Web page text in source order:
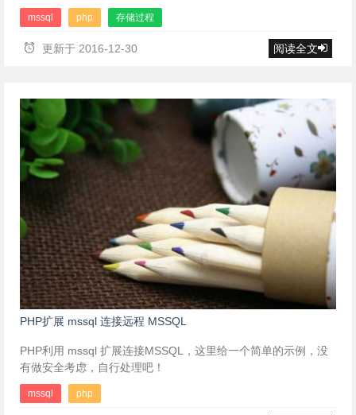
mssql php 存储过程
更新于 2016-12-30 阅读全文
PHP扩展 mssql 连接远程 MSSQL
PHP利用 mssql 扩展连接MSSQL，这里给一个简单的示例，没
有做安全考虑，自行处理吧！
mssql php